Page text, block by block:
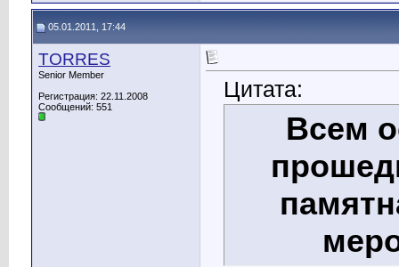
05.01.2011, 17:44
TORRES
Senior Member
Регистрация: 22.11.2008
Сообщений: 551
Цитата:
Всем